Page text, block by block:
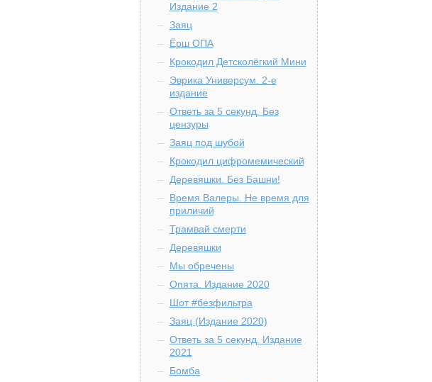
Издание 2
Заяц
Ёрш ОПА
Крокодил Детсколёгкий Мини
Эврика Универсум. 2-е
издание
Ответь за 5 секунд. Без
цензуры
Заяц под шубой
Крокодил цифромемический
Деревяшки. Без Башни!
Время Валеры. Не время для
приличий
Трамвай смерти
Деревяшки
Мы обречены
Опята. Издание 2020
Шот #безфильтра
Заяц (Издание 2020)
Ответь за 5 секунд. Издание
2021
Бомба